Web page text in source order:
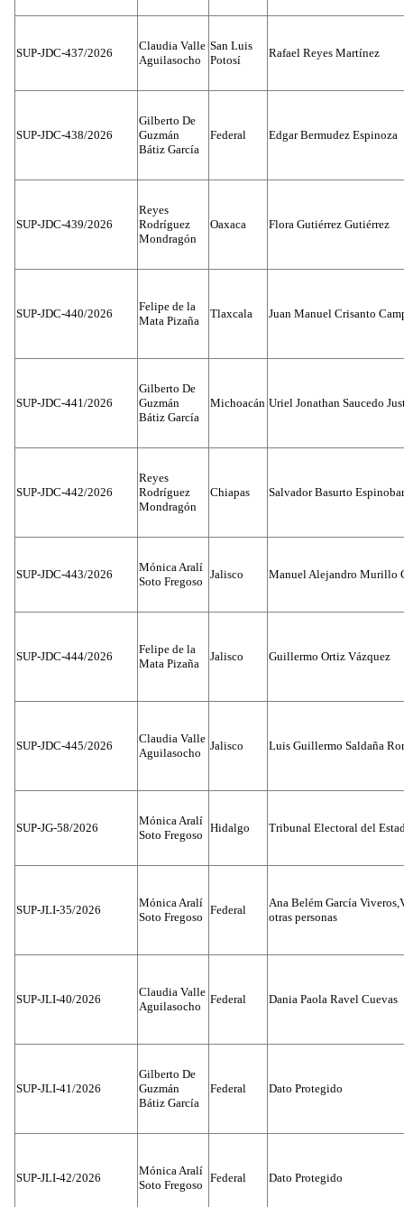
SUP-JDC-437/2026
Claudia Valle
Aguilasocho
San Luis
Potosí
Rafael Reyes Martínez
SUP-JDC-438/2026
Gilberto De
Guzmán
Bátiz García
Federal Edgar Bermudez Espinoza
SUP-JDC-439/2026
Reyes
Rodríguez
Mondragón
Oaxaca Flora Gutiérrez Gutiérrez
SUP-JDC-440/2026
Felipe de la
Mata Pizaña
Tlaxcala Juan Manuel Crisanto
SUP-JDC-441/2026
Gilberto De
Guzmán
Bátiz García
Michoacán Uriel Jonathan Saucedo
SUP-JDC-442/2026
Reyes
Rodríguez
Mondragón
Chiapas Salvador Basurto
SUP-JDC-443/2026
Mónica Aralí
Soto Fregoso
Jalisco Manuel Alejandro Murillo
SUP-JDC-444/2026
Felipe de la
Mata Pizaña
Jalisco Guillermo Ortiz Vázquez
SUP-JDC-445/2026
Claudia Valle
Aguilasocho
Jalisco Luis Guillermo Saldaña
SUP-JG-58/2026
Mónica Aralí
Soto Fregoso
Hidalgo Tribunal Electoral del
SUP-JLI-35/2026
Mónica Aralí
Soto Fregoso
Federal
Ana Belém García
otras personas
SUP-JLI-40/2026
Claudia Valle
Aguilasocho
Federal Dania Paola Ravel Cuevas
SUP-JLI-41/2026
Gilberto De
Guzmán
Bátiz García
Federal Dato Protegido
SUP-JLI-42/2026
Mónica Aralí
Soto Fregoso
Federal Dato Protegido